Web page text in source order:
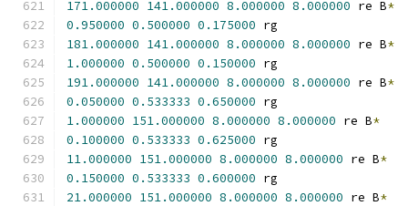
171.000000 141.000000 8.000000 8.000000 re B*
0.950000 0.500000 0.175000 rg
181.000000 141.000000 8.000000 8.000000 re B*
1.000000 0.500000 0.150000 rg
191.000000 141.000000 8.000000 8.000000 re B*
0.050000 0.533333 0.650000 rg
1.000000 151.000000 8.000000 8.000000 re B*
0.100000 0.533333 0.625000 rg
11.000000 151.000000 8.000000 8.000000 re B*
0.150000 0.533333 0.600000 rg
21.000000 151.000000 8.000000 8.000000 re B*